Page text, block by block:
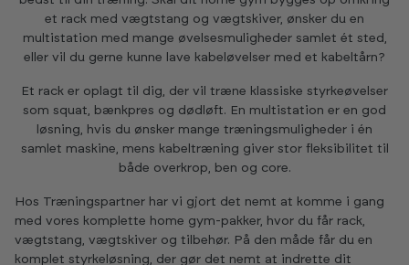
et rack med vægtstang og vægtskiver, ønsker du en
multistation med mange øvelsesmuligheder samlet ét sted,
eller vil du gerne kunne lave kabeløvelser med et kabeltårn?
Et rack er oplagt til dig, der vil træne klassiske styrkeøvelser
som squat, bænkpres og dødløft. En multistation er en god
løsning, hvis du ønsker mange træningsmuligheder i én
samlet maskine, mens kabeltræning giver stor fleksibilitet til
både overkrop, ben og core.
Hos Træningspartner har vi gjort det nemt at komme i gang
med vores komplette home gym-pakker, hvor du får rack,
vægtstang, vægtskiver og tilbehør. På den måde får du en
komplet styrkeløsning, der gør det nemt at indrette dit